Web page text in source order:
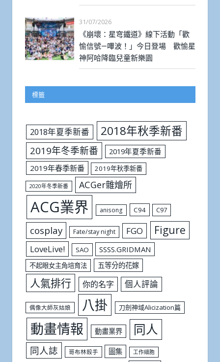
31/07/2026
《崩壞：星穹鐵道》線下活動「歡
愉信號—嗶波！」今日登場 歡愉星
神阿哈降臨兒童新樂園
標籤
2018年夏季新番 2018年秋季新番
2019年冬季新番
2019年夏季新番
2019年春季新番
2019年秋季新番
2020年冬季新番 ACGer雜燴所
ACG業界 anisong C94 C97
cosplay Fate/stay night FGO Figure
LoveLive! SAO SSSS.GRIDMAN
不起眼女主角培育法 五等分的花嫁
人氣排行 你的名字 個人評論
偶像大師灰姑娘 八掛 刀劍神域Alicization篇
動畫情報 動畫業界 同人
同人誌 哥布林殺手 圖集 工作細胞